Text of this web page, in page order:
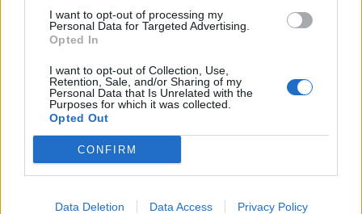
I want to opt-out of processing my
Personal Data for Targeted Advertising.
Opted In
I want to opt-out of Collection, Use,
Retention, Sale, and/or Sharing of my
Personal Data that Is Unrelated with the
Purposes for which it was collected.
Opted Out
CONFIRM
Data Deletion Data Access Privacy Policy
Ню Йорк стана 14-ият щат на САЩ, в
който е разрешена евтаназията